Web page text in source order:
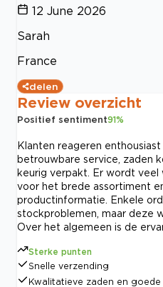
12 June 2026
Sarah
France
delen
Review overzicht
Positief sentiment91%
Klanten reageren
betrouwbare service, zaden
keurig verpakt. Er wordt veel
voor het brede assortiment
productinformatie. Enkele
stockproblemen, maar deze
Over het algemeen is de
Sterke punten
Snelle verzending
Kwalitatieve zaden en goede